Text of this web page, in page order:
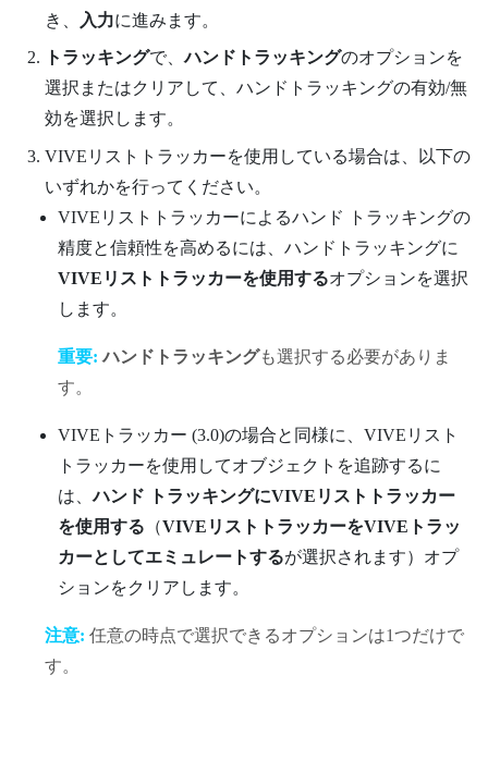
き、
入力に進みます。
トラッキングで、ハンドトラッキングのオプションを
選択またはクリアして、ハンドトラッキングの有効/無
効を選択します。
VIVEリストトラッカーを使用している場合は、以下の
いずれかを行ってください。
VIVEリストトラッカーによるハンド トラッキングの
精度と信頼性を高めるには、ハンドトラッキングに
VIVEリストトラッカーを使用するオプションを選択
します。
重要: ハンドトラッキングも選択する必要がありま
す。
VIVEトラッカー (3.0)の場合と同様に、VIVEリスト
トラッカーを使用してオブジェクトを追跡するに
は、ハンド トラッキングにVIVEリストトラッカー
を使用する （VIVEリストトラッカーをVIVEトラッ
カーとしてエミュレートするが選択されます）オプ
ションをクリアします。
注意: 任意の時点で選択できるオプションは1つだけで
す。